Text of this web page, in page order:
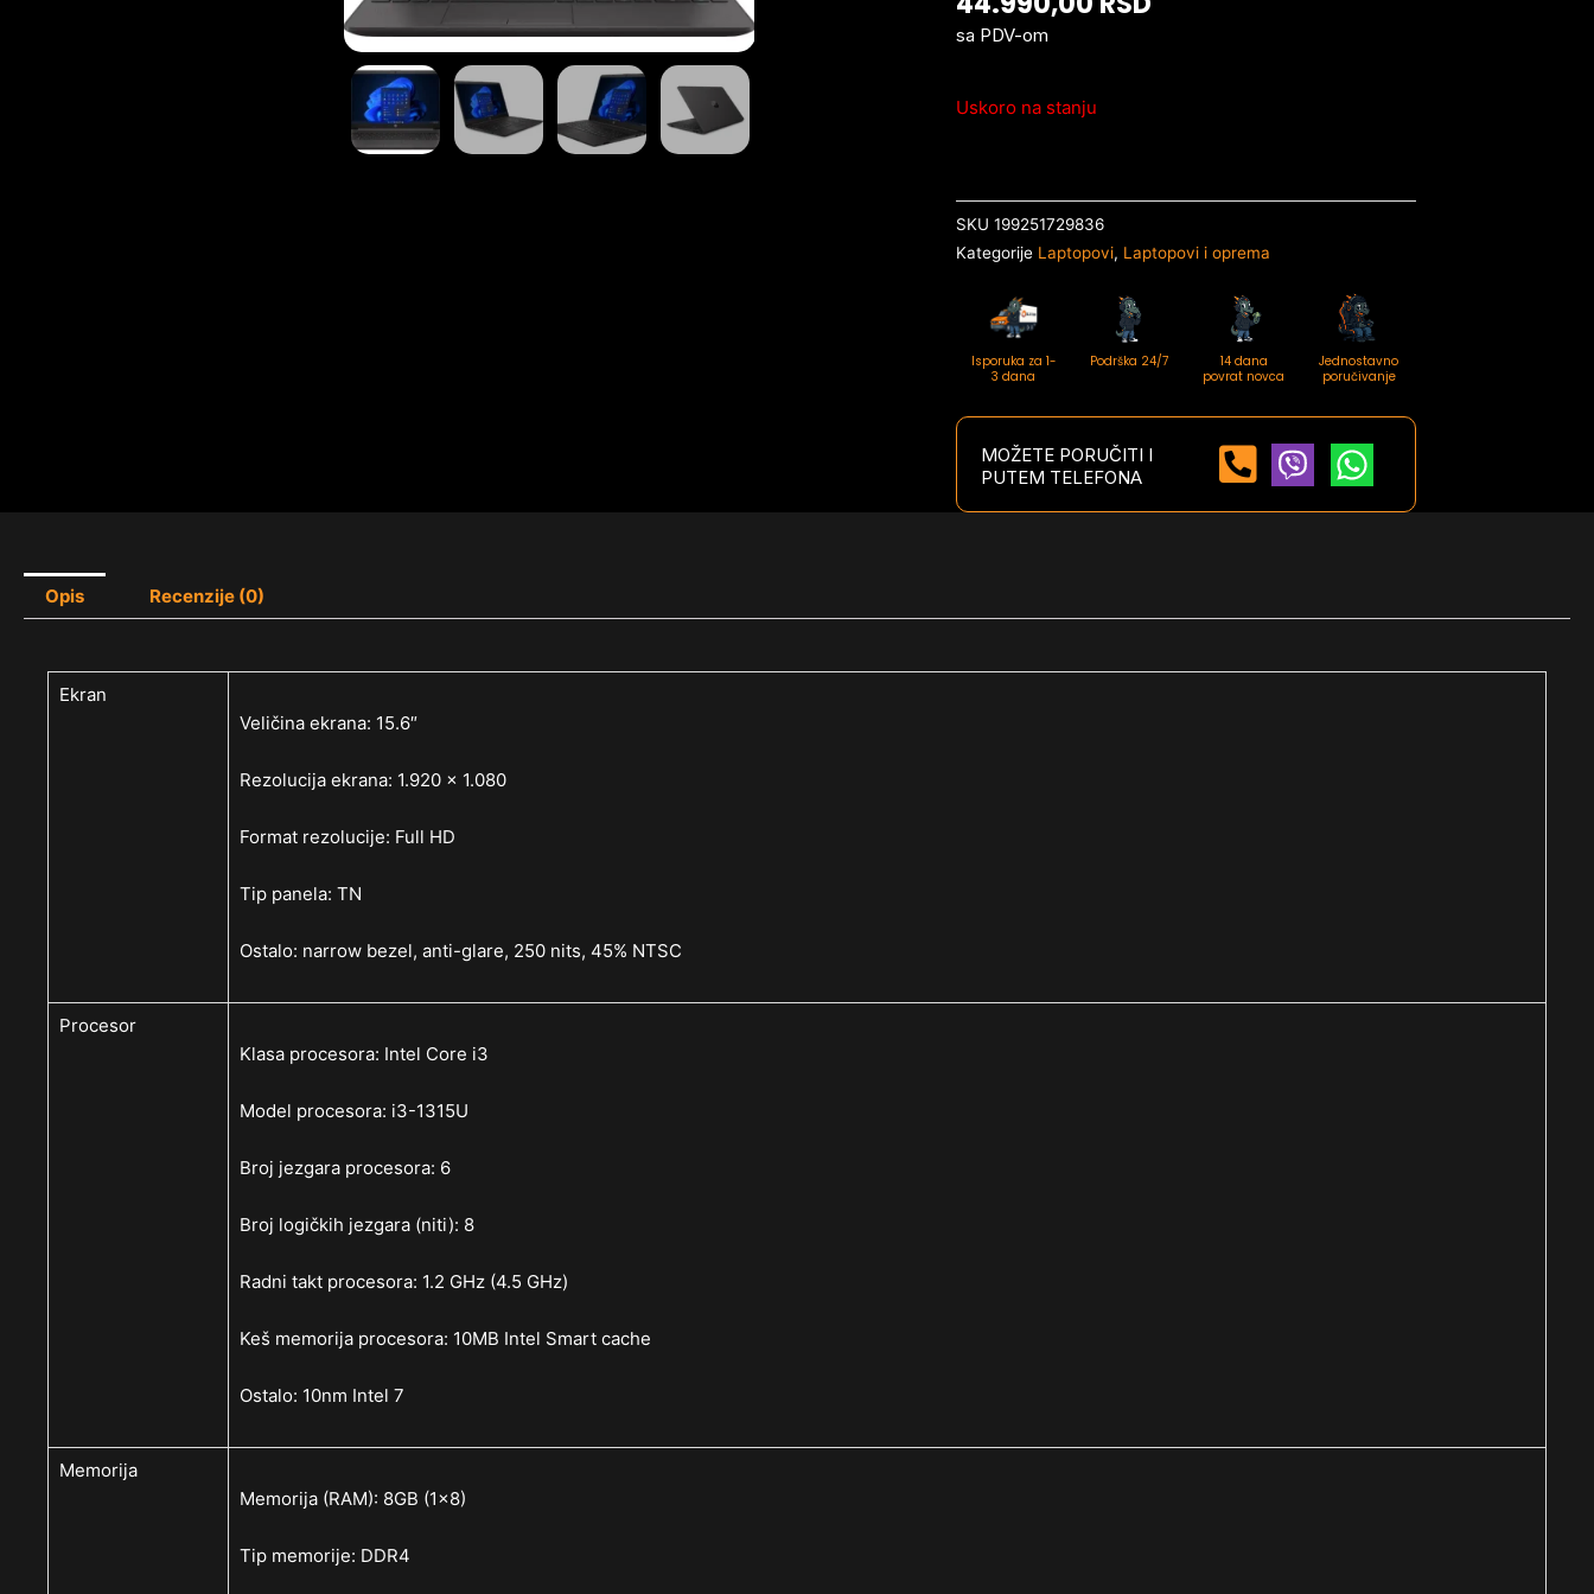
sa PDV-om
Uskoro na stanju
SKU199251729836
Kategorije Laptopovi, Laptopovi i oprema
Isporuka za 1-
3 dana
Podrška 24/7
14 dana
povrat novca
Jednostavno
poručivanje
MOŽETE PORUČITI I
PUTEM TELEFONA
Opis Recenzije (0)
Ekran
Veličina ekrana: 15.6″
Rezolucija ekrana: 1.920 x 1.080
Format rezolucije: Full HD
Tip panela: TN
Ostalo: narrow bezel, anti-glare, 250 nits, 45% NTSC
Procesor
Klasa procesora: Intel Core i3
Model procesora: i3-1315U
Broj jezgara procesora: 6
Broj logičkih jezgara (niti): 8
Radni takt procesora: 1.2 GHz (4.5 GHz)
Keš memorija procesora: 10MB Intel Smart cache
Ostalo: 10nm Intel 7
Memorija
Memorija (RAM): 8GB (1×8)
Tip memorije: DDR4